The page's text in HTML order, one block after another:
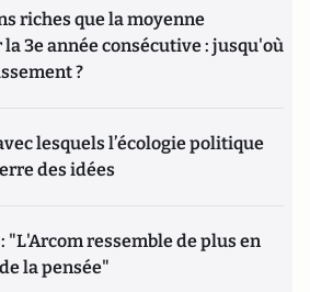
riches que la moyenne
3e année consécutive : jusqu'où
?
lesquels l’écologie politique
des idées
"L'Arcom ressemble de plus en
la pensée"